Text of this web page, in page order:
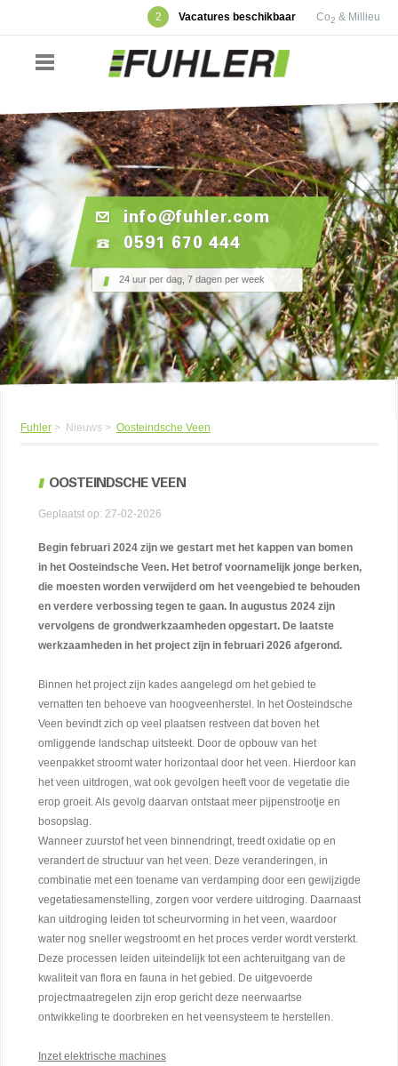
Fuhler > Nieuws > Oosteindsche Veen
OOSTEINDSCHE VEEN
Geplaatst op: 27-02-2026
Begin februari 2024 zijn we gestart met het kappen van bomen
in het Oosteindsche Veen. Het betrof voornamelijk jonge berken,
die moesten worden verwijderd om het veengebied te behouden
en verdere verbossing tegen te gaan. In augustus 2024 zijn
vervolgens de grondwerkzaamheden opgestart. De laatste
werkzaamheden in het project zijn in februari 2026 afgerond.
Binnen het project zijn kades aangelegd om het gebied te
vernatten ten behoeve van hoogveenherstel. In het Oosteindsche
Veen bevindt zich op veel plaatsen restveen dat boven het
omliggende landschap uitsteekt. Door de opbouw van het
veenpakket stroomt water horizontaal door het veen. Hierdoor kan
het veen uitdrogen, wat ook gevolgen heeft voor de vegetatie die
erop groeit. Als gevolg daarvan ontstaat meer pijpenstrootje en
bosopslag.
Wanneer zuurstof het veen binnendringt, treedt oxidatie op en
verandert de structuur van het veen. Deze veranderingen, in
combinatie met een toename van verdamping door een gewijzigde
vegetatiesamenstelling, zorgen voor verdere uitdroging. Daarnaast
kan uitdroging leiden tot scheurvorming in het veen, waardoor
water nog sneller wegstroomt en het proces verder wordt versterkt.
Deze processen leiden uiteindelijk tot een achteruitgang van de
kwaliteit van flora en fauna in het gebied. De uitgevoerde
projectmaatregelen zijn erop gericht deze neerwaartse
ontwikkeling te doorbreken en het veensysteem te herstellen.
Inzet elektrische machines
2 Vacatures beschikbaar Co2 & Millieu
0591 670 444
info@fuhler.com
24 uur per dag, 7 dagen per week